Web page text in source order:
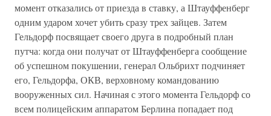
момент отказались от приезда в ставку, а Штауффенберг
одним ударом хочет убить сразу трех зайцев. Затем
Гельдорф посвящает своего друга в подробный план
путча: когда они получат от Штауффенберга сообщение
об успешном покушении, генерал Ольбрихт подчиняет
его, Гельдорфа, ОКВ, верховному командованию
вооруженных сил. Начиная с этого момента Гельдорф со
всем полицейским аппаратом Берлина попадает под